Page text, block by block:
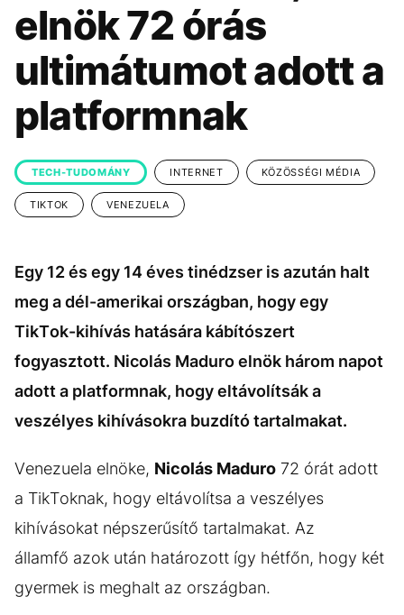
KÖZÉLET UTAZÁS
ÉLETMÓD DESIGN
BESZÉLGETÉSEK ARCOK
VIDEÓ TÖRTÉNETEK
elnök 72 órás
ultimátumot adott a
platformnak
TECH-TUDOMÁNY INTERNET KÖZÖSSÉGI MÉDIA
TIKTOK VENEZUELA
Egy 12 és egy 14 éves tinédzser is azután halt
meg a dél-amerikai országban, hogy egy
TikTok-kihívás hatására kábítószert
fogyasztott. Nicolás Maduro elnök három napot
adott a platformnak, hogy eltávolítsák a
veszélyes kihívásokra buzdító tartalmakat.
Venezuela elnöke, Nicolás Maduro 72 órát adott
a TikToknak, hogy eltávolítsa a veszélyes
kihívásokat népszerűsítő tartalmakat. Az
államfő azok után határozott így hétfőn, hogy két
gyermek is meghalt az országban.